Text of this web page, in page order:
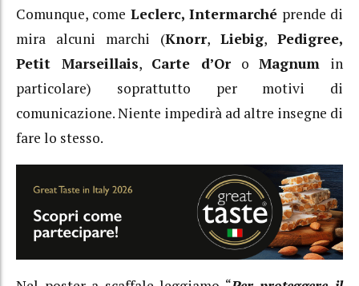
Comunque, come Leclerc, Intermarché prende di
mira alcuni marchi (Knorr, Liebig, Pedigree,
Petit Marseillais, Carte d’Or oMagnum in
particolare) soprattutto per motivi di
comunicazione. Niente impedirà ad altre insegne di
fare lo stesso.